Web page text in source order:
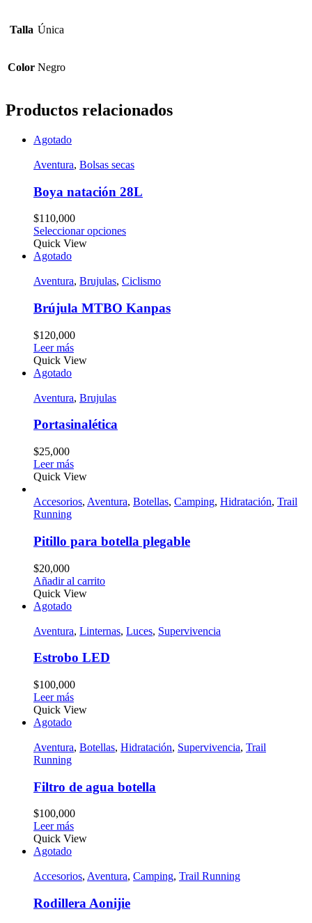
Talla Única
Color Negro
Productos relacionados
Agotado
Aventura, Bolsas secas
Boya natación 28L
$110,000
Seleccionar opciones
Quick View
Agotado
Aventura, Brujulas, Ciclismo
Brújula MTBO Kanpas
$120,000
Leer más
Quick View
Agotado
Aventura, Brujulas
Portasinalética
$25,000
Leer más
Quick View
Accesorios, Aventura, Botellas, Camping, Hidratación, Trail
Running
Pitillo para botella plegable
$20,000
Añadir al carrito
Quick View
Agotado
Aventura, Linternas, Luces, Supervivencia
Estrobo LED
$100,000
Leer más
Quick View
Agotado
Aventura, Botellas, Hidratación, Supervivencia, Trail
Running
Filtro de agua botella
$100,000
Leer más
Quick View
Agotado
Accesorios, Aventura, Camping, Trail Running
Rodillera Aonijie